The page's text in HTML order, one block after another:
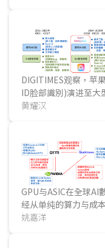
柜级系统整合与营运
业者不同技术路线并
用发展。...
DIGITIMES观察，苹
ID脸部識別)演进至大
司策略著重边缘装置
言模型，但在大参数
黄耀汉
GPU与ASIC在全球AI
经从单纯的算力与成
与生态系之间的竞合
姚嘉洋